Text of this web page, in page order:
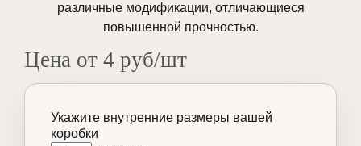
различные модификации, отличающиеся
повышенной прочностью.
Цена от 4 руб/шт
Укажите внутренние размеры вашей
коробки